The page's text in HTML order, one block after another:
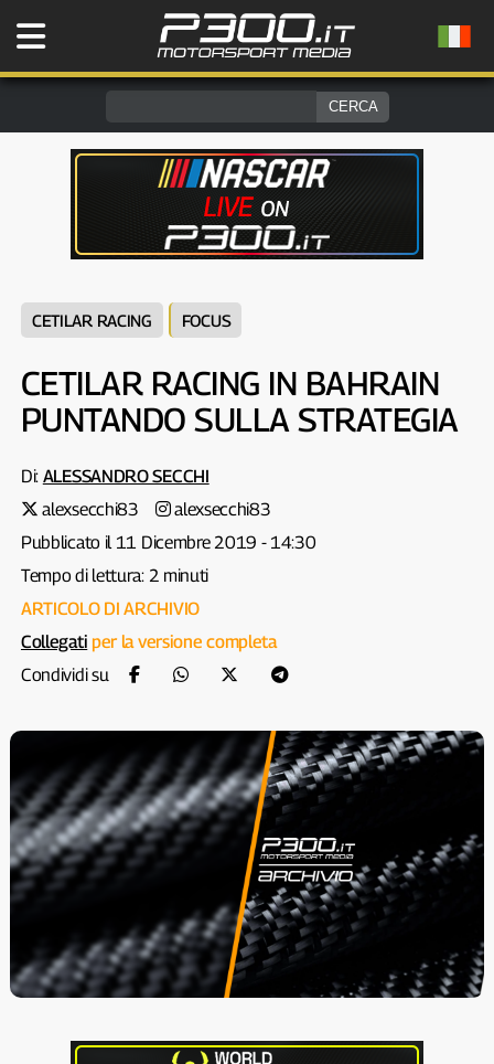
CETILAR RACING FOCUS
CETILAR RACING IN BAHRAIN
PUNTANDO SULLA STRATEGIA
Di: ALESSANDRO SECCHI
alexsecchi83
alexsecchi83
Pubblicato il 11 Dicembre 2019 - 14:30
Tempo di lettura: 2 minuti
ARTICOLO DI ARCHIVIO
Collegati per la versione completa
Condividi su